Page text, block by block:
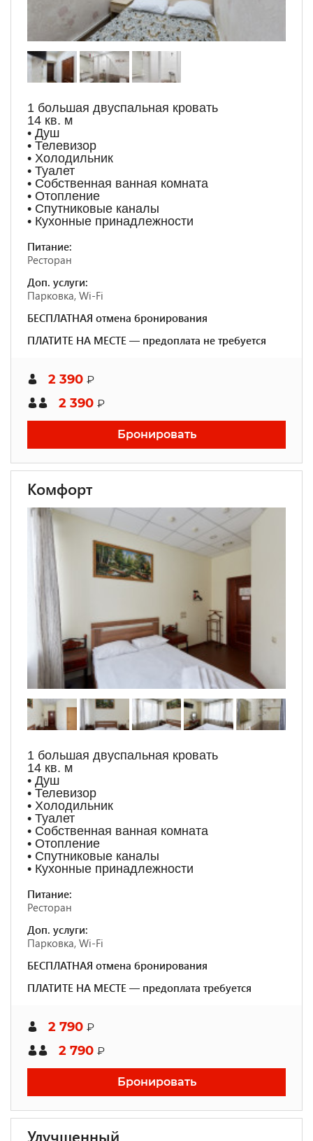
1 большая двуспальная кровать
14 кв. м
• Душ
• Телевизор
• Холодильник
• Туалет
• Собственная ванная комната
• Отопление
• Спутниковые каналы
• Кухонные принадлежности
Питание:
Ресторан
Доп. услуги:
Парковка, Wi-Fi
БЕСПЛАТНАЯ отмена бронирования
ПЛАТИТЕ НА МЕСТЕ — предоплата не требуется
2 390 ₽
2 390 ₽
Бронировать
Комфорт
1 большая двуспальная кровать
14 кв. м
• Душ
• Телевизор
• Холодильник
• Туалет
• Собственная ванная комната
• Отопление
• Спутниковые каналы
• Кухонные принадлежности
Питание:
Ресторан
Доп. услуги:
Парковка, Wi-Fi
БЕСПЛАТНАЯ отмена бронирования
ПЛАТИТЕ НА МЕСТЕ — предоплата требуется
2 790 ₽
2 790 ₽
Бронировать
Улучшенный